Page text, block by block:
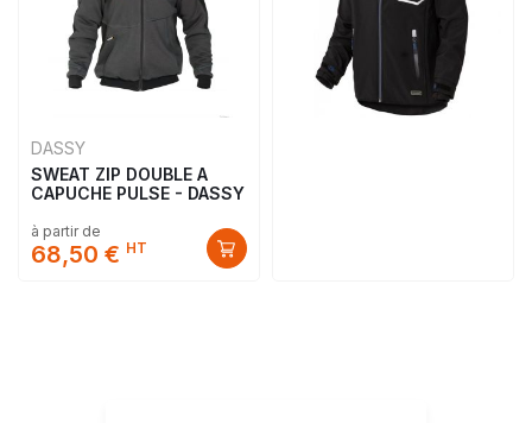
DASSY
SWEAT ZIP DOUBLE A
CAPUCHE PULSE - DASSY
à partir de
68,50 € HT